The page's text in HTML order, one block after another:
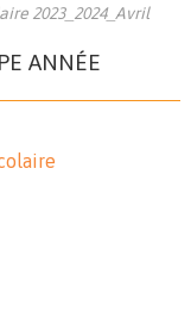
2023_2024_Avril
ANNÉE